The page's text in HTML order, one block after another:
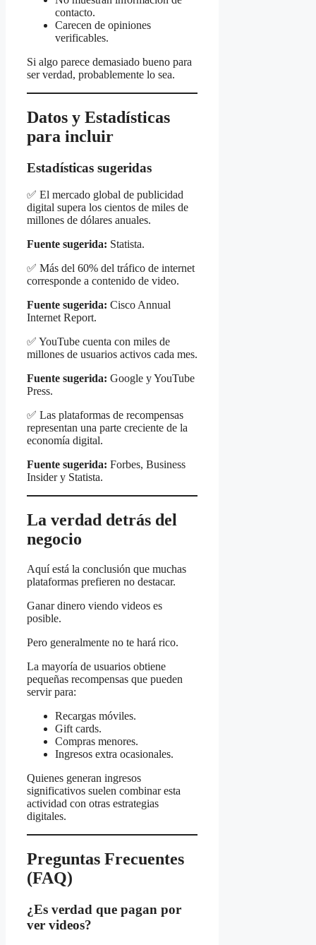
contacto.
Carecen de opiniones
verificables.
Si algo parece demasiado bueno para
ser verdad, probablemente lo sea.
Datos y Estadísticas
para incluir
Estadísticas sugeridas
✅ El mercado global de publicidad
digital supera los cientos de miles de
millones de dólares anuales.
Fuente sugerida: Statista.
✅ Más del 60% del tráfico de internet
corresponde a contenido de video.
Fuente sugerida: Cisco Annual
Internet Report.
✅ YouTube cuenta con miles de
millones de usuarios activos cada mes.
Fuente sugerida: Google y YouTube
Press.
✅ Las plataformas de recompensas
representan una parte creciente de la
economía digital.
Fuente sugerida: Forbes, Business
Insider y Statista.
La verdad detrás del
negocio
Aquí está la conclusión que muchas
plataformas prefieren no destacar.
Ganar dinero viendo videos es
posible.
Pero generalmente no te hará rico.
La mayoría de usuarios obtiene
pequeñas recompensas que pueden
servir para:
Recargas móviles.
Gift cards.
Compras menores.
Ingresos extra ocasionales.
Quienes generan ingresos
significativos suelen combinar esta
actividad con otras estrategias
digitales.
Preguntas Frecuentes
(FAQ)
¿Es verdad que pagan por
ver videos?